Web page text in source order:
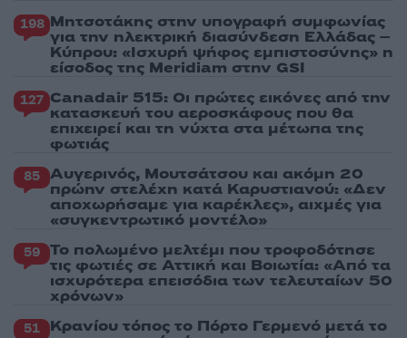
198 Μητσοτάκης στην υπογραφή συμφωνίας
για την ηλεκτρική διασύνδεση Ελλάδας –
Κύπρου: «Ισχυρή ψήφος εμπιστοσύνης» η
είσοδος της Meridiam στην GSI
127 Canadair 515: Οι πρώτες εικόνες από την
κατασκευή του αεροσκάφους που θα
επιχειρεί και τη νύχτα στα μέτωπα της
φωτιάς
85 Αυγερινός, Μουτσάτσου και ακόμη 20
πρώην στελέχη κατά Καρυστιανού: «Δεν
αποχωρήσαμε για καρέκλες», αιχμές για
«συγκεντρωτικό μοντέλο»
59 Το πολωμένο μελτέμι που τροφοδότησε
τις φωτιές σε Αττική και Βοιωτία: «Από τα
ισχυρότερα επεισόδια των τελευταίων 50
χρόνων»
51 Κρανίου τόπος το Πόρτο Γερμενό μετά το